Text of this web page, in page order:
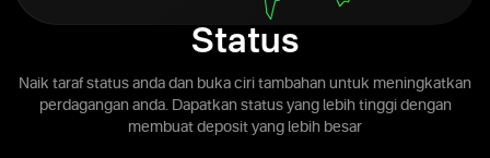
Status
Naik taraf status anda dan buka ciri tambahan untuk meningkatkan
perdagangan anda. Dapatkan status yang lebih tinggi dengan
membuat deposit yang lebih besar